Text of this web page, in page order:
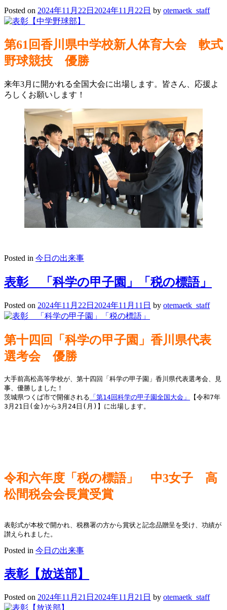
Posted on 2024年11月22日 2024年11月22日 by otemaetk_staff
第61回香川県中学校新人体育大会 軟式
野球競技 優勝
来年3月に開かれる全国大会に出場します。皆さん、応援よ
ろしくお願いします！
Posted in 今日の出来事
表彰 「科学の甲子園」「税の標語」
Posted on 2024年11月22日 2024年11月11日 by otemaetk_staff
第十四回「科学の甲子園」香川県代表
選考会 優勝
大手前高松高等学校が、第十四回「科学の甲子園」香川県代表選考会、見
事、優勝しました！
茨城県つくば市で開催される 「第14回科学の甲子園全国大会」
【令和7年
3月21日(金)から3月24日(月)】に出場します。
令和六年度「税の標語」 中3女子 高
松間税会会長賞受賞
表彰式が本校で開かれ、税務署の方から賞状と記念品贈呈を受け、功績が
讃えられました。
Posted in 今日の出来事
表彰【放送部】
Posted on 2024年11月21日 2024年11月21日 by otemaetk_staff